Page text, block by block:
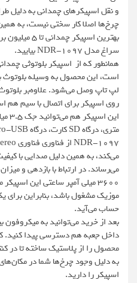
و نقل اسپیکرهای چمدانی به دلیل
چرخ‌ها اصلا کار سختی نیست، به
بهترین
سراغ مدل NDR-1097 بیایید.
است، این محصول به وسیله بلوتوث
لپ تاپ وصل می‌شود. علاوه‌بر
روی اسپیکر برای اتصال با سیم هم
می‌کند، به همین دلیل صدایی با
می‌رساند. در ارتباط با بازدهی و
موزیک مشغول باشد، بنابراین برای
حساب می‌آید.
بعد از خرید می‌توانید به میکروفون
داخل جعبه هم دسترسی پیدا کنید.
محصول را از پلاستیک ساخته تا در
به دلیل وجود چرخ‌ها شما در
اسپیکر را دارید.